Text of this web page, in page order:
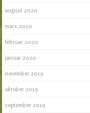
august 2020
mars 2020
februar 2020
januar 2020
november 2019
oktober 2019
september 2019